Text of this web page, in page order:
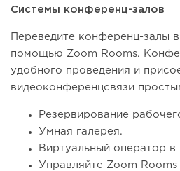
Системы конференц-залов
Переведите конференц-залы
помощью Zoom Rooms.
удобного проведения и
видеоконференцсвязи
Резервирование
Умная галерея.
Виртуальный оператор
Управляйте Zoom